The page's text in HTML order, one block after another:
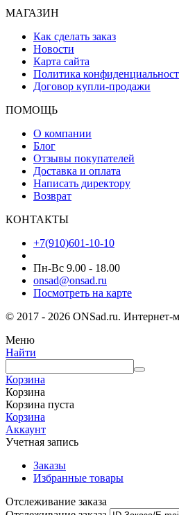
МАГАЗИН
Как сделать заказ
Новости
Карта сайта
Политика
Договор купли-продажи
ПОМОЩЬ
О компании
Блог
Отзывы покупателей
Доставка и оплата
Написать директору
Возврат
КОНТАКТЫ
+7(910)601-10-10
Пн-Вс 9.00 - 18.00
onsad@onsad.ru
Посмотреть на карте
© 2017 - 2026 ONSad.ru. Интернет-
Меню
Найти
Корзина
Корзина
Корзина пуста
Корзина
Аккаунт
Учетная запись
Заказы
Избранные товары
Отслеживание заказа